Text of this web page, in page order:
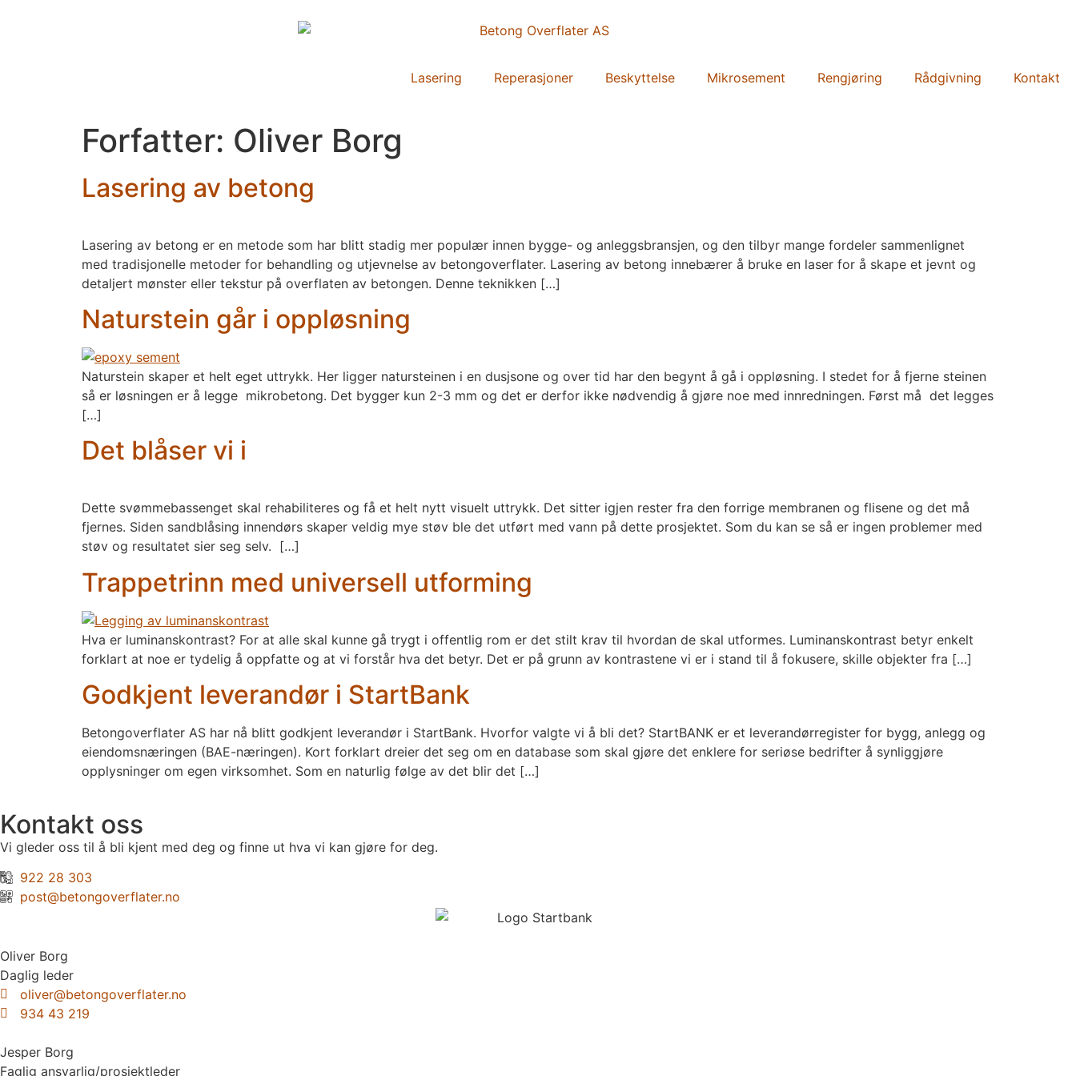
Lasering Reperasjoner Beskyttelse Mikrosement Rengjøring Rådgivning Kontakt
Forfatter: Oliver Borg
Lasering av betong
Lasering av betong er en metode som har blitt stadig mer populær innen bygge- og anleggsbransjen, og den tilbyr mange fordeler sammenlignet
med tradisjonelle metoder for behandling og utjevnelse av betongoverflater. Lasering av betong innebærer å bruke en laser for å skape et jevnt og
detaljert mønster eller tekstur på overflaten av betongen. Denne teknikken […]
Naturstein går i oppløsning
Naturstein skaper et helt eget uttrykk. Her ligger natursteinen i en dusjsone og over tid har den begynt å gå i oppløsning. I stedet for å fjerne steinen
så er løsningen er å legge mikrobetong. Det bygger kun 2-3 mm og det er derfor ikke nødvendig å gjøre noe med innredningen. Først må det legges
[…]
Det blåser vi i
Dette svømmebassenget skal rehabiliteres og få et helt nytt visuelt uttrykk. Det sitter igjen rester fra den forrige membranen og flisene og det må
fjernes. Siden sandblåsing innendørs skaper veldig mye støv ble det utført med vann på dette prosjektet. Som du kan se så er ingen problemer med
støv og resultatet sier seg selv. […]
Trappetrinn med universell utforming
Hva er luminanskontrast? For at alle skal kunne gå trygt i offentlig rom er det stilt krav til hvordan de skal utformes. Luminanskontrast betyr enkelt
forklart at noe er tydelig å oppfatte og at vi forstår hva det betyr. Det er på grunn av kontrastene vi er i stand til å fokusere, skille objekter fra […]
Godkjent leverandør i StartBank
Betongoverflater AS har nå blitt godkjent leverandør i StartBank. Hvorfor valgte vi å bli det? StartBANK er et leverandørregister for bygg, anlegg og
eiendomsnæringen (BAE-næringen). Kort forklart dreier det seg om en database som skal gjøre det enklere for seriøse bedrifter å synliggjøre
opplysninger om egen virksomhet. Som en naturlig følge av det blir det […]
Kontakt oss
Vi gleder oss til å bli kjent med deg og finne ut hva vi kan gjøre for deg.
922 28 303
post@betongoverflater.no
Oliver Borg
Daglig leder
oliver@betongoverflater.no
934 43 219
Jesper Borg
Faglig ansvarlig/prosjektleder